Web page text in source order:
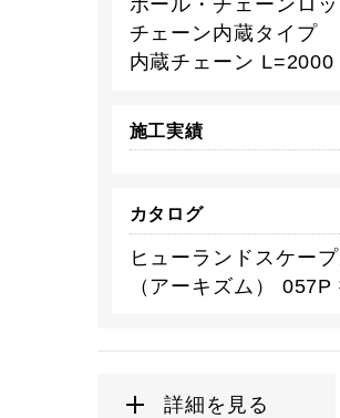
ポール・チェーンロ
チェーン内蔵タイプ
内蔵チェーン
施工実績
カタログ
ヒューランドスケー
（アーキズム） 057P
詳細を見る